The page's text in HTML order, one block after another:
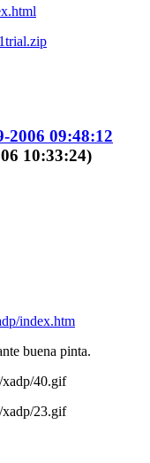
2006 09:48:12
10:33:24)
index.htm
buena pinta.